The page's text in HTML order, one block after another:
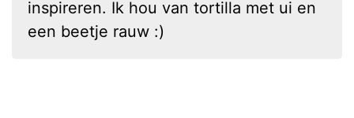
inspireren. Ik hou van tortilla met ui en
een beetje rauw :)